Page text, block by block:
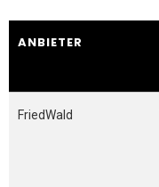
ANBIETER
FriedWald